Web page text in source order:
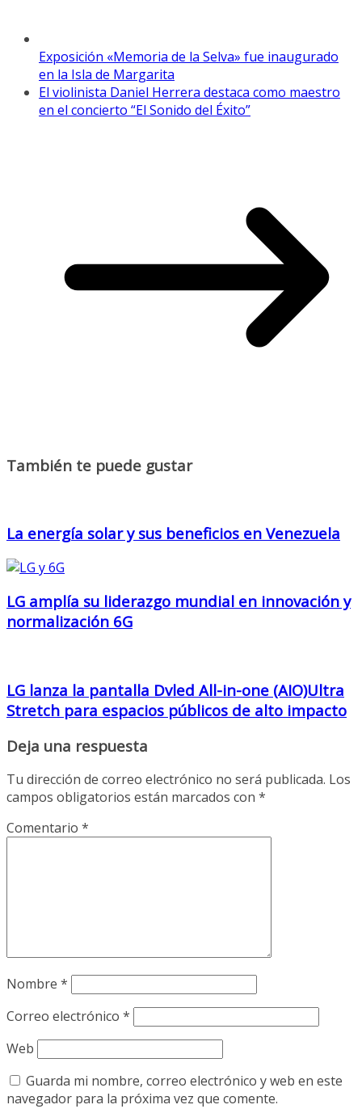
Exposición «Memoria de la Selva» fue inaugurado
en la Isla de Margarita
El violinista Daniel Herrera destaca como maestro
en el concierto “El Sonido del Éxito”
También te puede gustar
La energía solar y sus beneficios en Venezuela
LG amplía su liderazgo mundial en innovación y
normalización 6G
LG lanza la pantalla Dvled All-in-one (AIO)Ultra
Stretch para espacios públicos de alto impacto
Deja una respuesta
Tu dirección de correo electrónico no será publicada. Los
campos obligatorios están marcados con *
Comentario *
Nombre *
Correo electrónico *
Web
Guarda mi nombre, correo electrónico y web en este
navegador para la próxima vez que comente.